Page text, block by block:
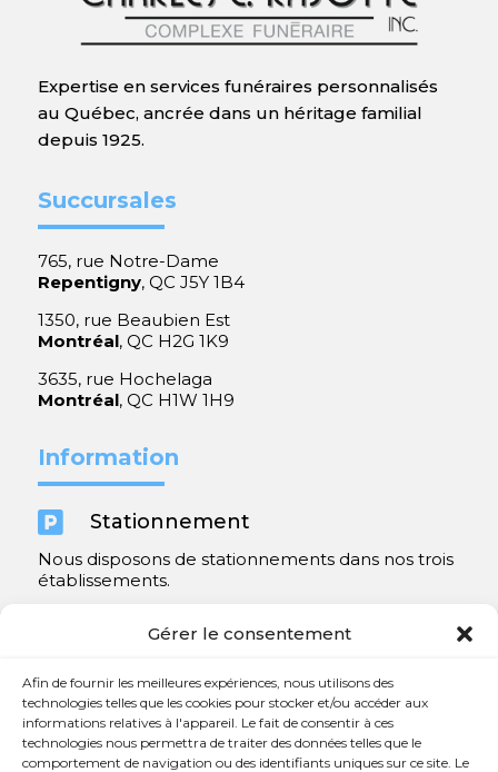
Gérer le consentement
Afin de fournir les meilleures expériences, nous utilisons des
technologies telles que les cookies pour stocker et/ou accéder aux
informations relatives à l'appareil. Le fait de consentir à ces
technologies nous permettra de traiter des données telles que le
comportement de navigation ou des identifiants uniques sur ce site. Le
Expertise en services funéraires personnalisés
au Québec, ancrée dans un héritage familial
depuis 1925.
Succursales
765, rue Notre-Dame
Repentigny, QC J5Y 1B4
1350, rue Beaubien Est
Montréal, QC H2G 1K9
3635, rue Hochelaga
Montréal, QC H1W 1H9
Information
 Stationnement
Nous disposons de stationnements dans nos trois
établissements.
Contact
 450 654-3342